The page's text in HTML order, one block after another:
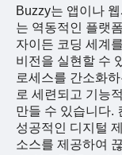
Buzzy는 앱이나
는 역동적인 플랫
자이든 코딩 세계
비전을 실현할 수
로세스를 간소화
로 세련되고 기능
만들 수 있습니다.
성공적인 디지털
소스를 제공하여